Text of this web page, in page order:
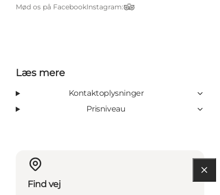
Mød os på FacebookInstagram:
TripAdvisor
Læs mere
Kontaktoplysninger
Prisniveau
Find vej